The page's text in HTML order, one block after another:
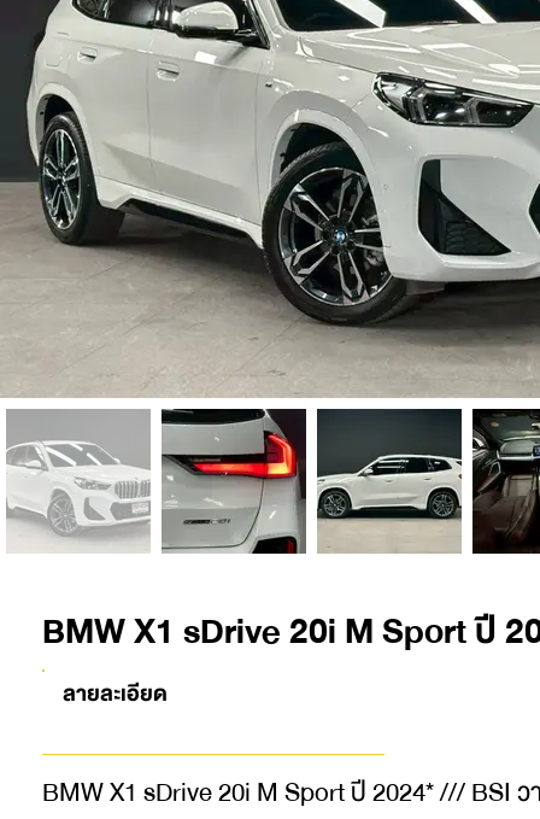
BMW X1 sDrive 20i M Sport ปี
ลายละเอียด
BMW X1 sDrive 20i M Sport ปี 2024* /// BSI